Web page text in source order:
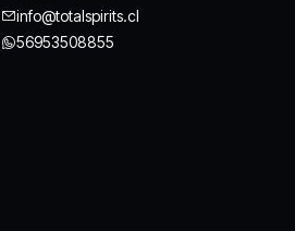
info@totalspirits.cl
56953508855